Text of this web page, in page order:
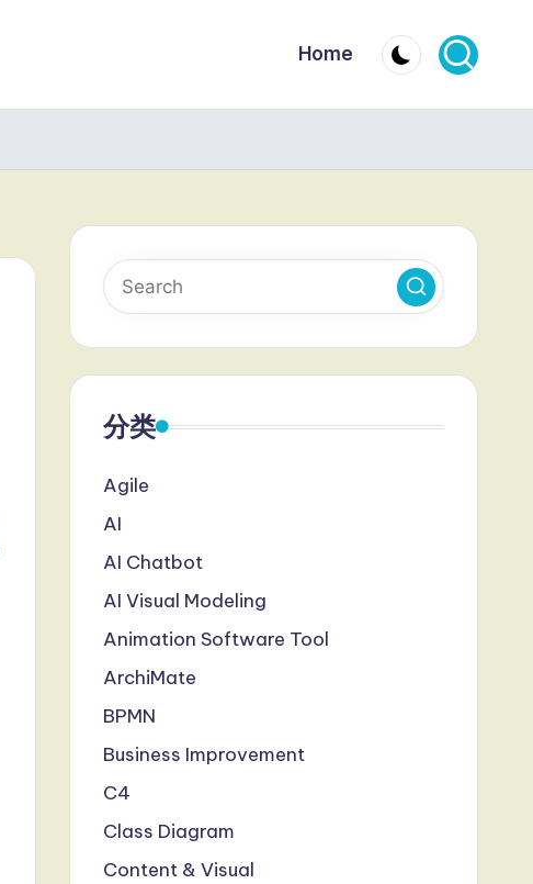
Home
分类
Agile
AI
AI Chatbot
AI Visual Modeling
Animation Software Tool
ArchiMate
BPMN
Business Improvement
C4
Class Diagram
Content & Visual